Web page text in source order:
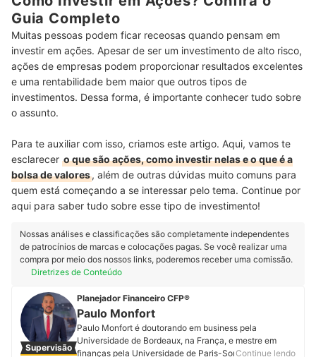
Guia Completo
Muitas pessoas podem ficar receosas quando pensam em
investir em ações. Apesar de ser um investimento de alto risco,
ações de empresas podem proporcionar resultados excelentes
e uma rentabilidade bem maior que outros tipos de
investimentos. Dessa forma, é importante conhecer tudo sobre
o assunto.
Para te auxiliar com isso, criamos este artigo. Aqui, vamos te
esclarecer o que são ações, como investir nelas e o que é a
bolsa de valores, além de outras dúvidas muito comuns para
quem está começando a se interessar pelo tema. Continue por
aqui para saber tudo sobre esse tipo de investimento!
Nossas análises e classificações são completamente independentes
de patrocínios de marcas e colocações pagas. Se você realizar uma
compra por meio dos nossos links, poderemos receber uma comissão.
Diretrizes de Conteúdo
Supervisão
Planejador Financeiro CFP®
Paulo Monfort
Paulo Monfort é doutorando em business pela
Universidade de Bordeaux, na França, e mestre em
finanças pela Universidade de Paris-Sorbonne, onde
Continue lendo